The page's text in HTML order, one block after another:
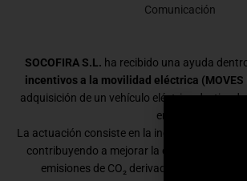
Comunicación
SOCOFIRA S.L. ha recibido una ayuda
incentivos a la movilidad eléctrica (MOVES
adquisición de un vehículo eléctrico
empresa.
La actuación consiste en la incorporación de
contribuyendo a mejorar la eficiencia
emisiones de CO₂ derivadas de la